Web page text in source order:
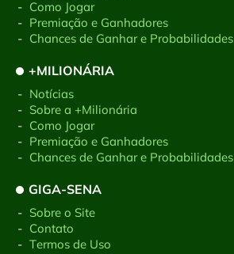
- Como Jogar
- Premiação e Ganhadores
- Chances de Ganhar e Probabilidades
+MILIONÁRIA
- Notícias
- Sobre a +Milionária
- Como Jogar
- Premiação e Ganhadores
- Chances de Ganhar e Probabilidades
GIGA-SENA
- Sobre o Site
- Contato
- Termos de Uso